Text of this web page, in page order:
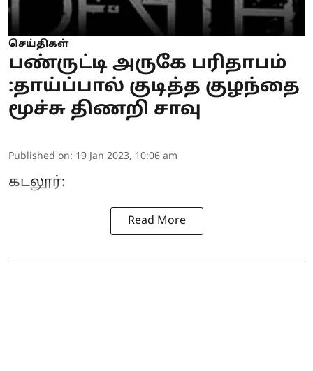
செய்திகள்
பண்ருட்டி அருகே பரிதாபம்
:தாய்ப்பால் குடித்த குழந்தை
மூச்சு திணறி சாவு
Published on: 19 Jan 2023, 10:06 am
கடலூர்:
Read More